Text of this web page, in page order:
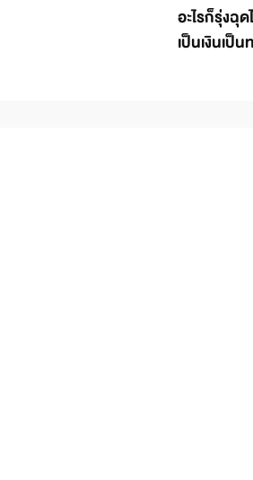
อะไรก็รุ่งฉุ
เป็นเงินเป็น